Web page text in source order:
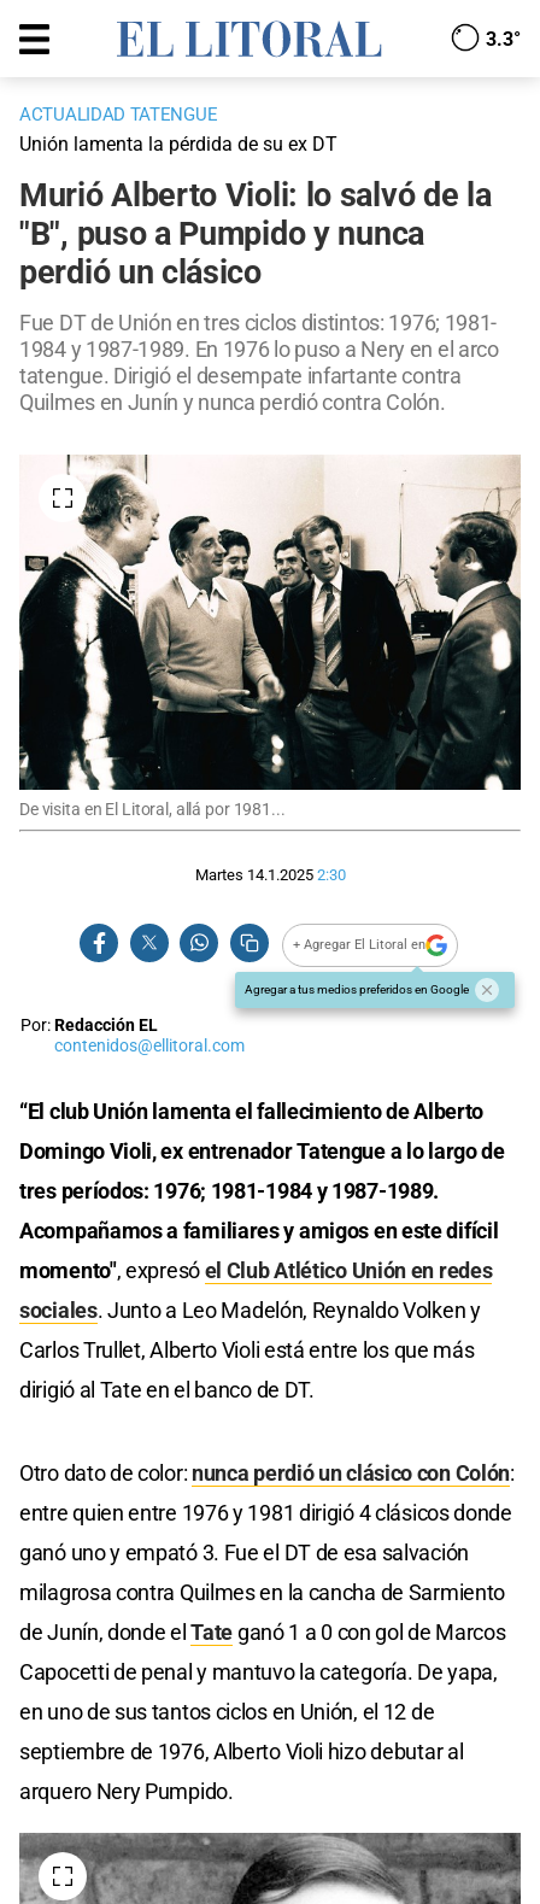
3.3°
ACTUALIDAD TATENGUE
Unión lamenta la pérdida de su ex DT
Murió Alberto Violi: lo salvó de la
"B", puso a Pumpido y nunca
perdió un clásico
Fue DT de Unión en tres ciclos distintos: 1976; 1981-
1984 y 1987-1989. En 1976 lo puso a Nery en el arco
tatengue. Dirigió el desempate infartante contra
Quilmes en Junín y nunca perdió contra Colón.
De visita en El Litoral, allá por 1981...
Martes 14.1.2025 2:30
+ Agregar El Litoral en
Agregar a tus medios preferidos en Google
Por:Redacción EL
contenidos@ellitoral.com
“El club Unión lamenta el fallecimiento de Alberto
Domingo Violi, ex entrenador Tatengue a lo largo de
tres períodos: 1976; 1981-1984 y 1987-1989.
Acompañamos a familiares y amigos en este difícil
momento", expresóel Club Atlético Unión en redes
sociales. Junto a Leo Madelón, Reynaldo Volken y
Carlos Trullet, Alberto Violi está entre los que más
dirigió al Tate en el banco de DT.
Otro dato de color: nunca perdió un clásico con Colón:
entre quien entre 1976 y 1981 dirigió 4 clásicos donde
ganó uno y empató 3. Fue el DT de esa salvación
milagrosa contra Quilmes en la cancha de Sarmiento
de Junín, donde elTate ganó 1 a 0 con gol de Marcos
Capocetti de penal y mantuvo la categoría. De yapa,
en uno de sus tantos ciclos en Unión, el 12 de
septiembre de 1976, Alberto Violi hizo debutar al
arquero Nery Pumpido.